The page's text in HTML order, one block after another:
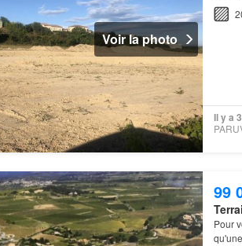
Voir la photo
Il y a
99
Pour